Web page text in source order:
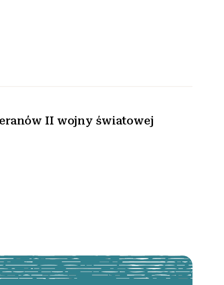
II wojny światowej